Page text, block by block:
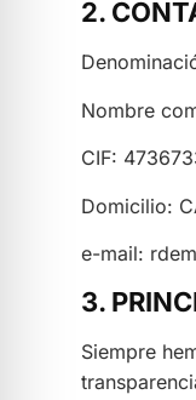
2.
Nombre
CIF:
Domicilio:
e-mail:
3.
Siempre